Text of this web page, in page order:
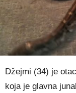
Džejmi (34) je
koja je glavna